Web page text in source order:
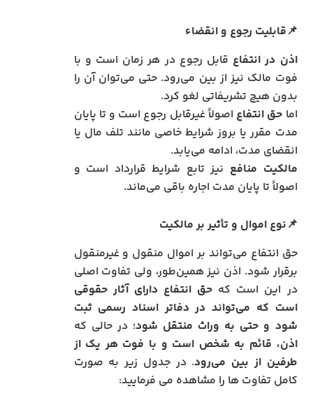
📌قابلیت رجوع و انقضاء
اذن در انتفاع قابل رجوع در هر زمان است و با
فوت مالک نیز از بین می‌رود. حتی می‌توان آن را
بدون هیچ تشریفاتی لغو کرد.
اما حق انتفاع اصولاً غیرقابل رجوع است و تا پایان
مدت مقرر یا بروز شرایط خاصی مانند تلف مال یا
انقضای مدت، ادامه می‌یابد.
مالکیت منافع نیز تابع شرایط قرارداد است و
اصولاً تا پایان مدت اجاره باقی می‌ماند.
📌نوع اموال و تأثیر بر مالکیت
حق انتفاع می‌تواند بر اموال منقول و غیرمنقول
برقرار شود. اذن نیز همین‌طور، ولی تفاوت اصلی
در این است که حق انتفاع دارای آثار حقوقی
است که می‌تواند در دفاتر اسناد رسمی ثبت
شود و حتی به وراث منتقل شود؛ در حالی که
اذن، قائم به شخص است و با فوت هر یک از
طرفین از بین می‌رود. در جدول زیر به صورت
کامل تفاوت ها را مشاهده می فرمایید: